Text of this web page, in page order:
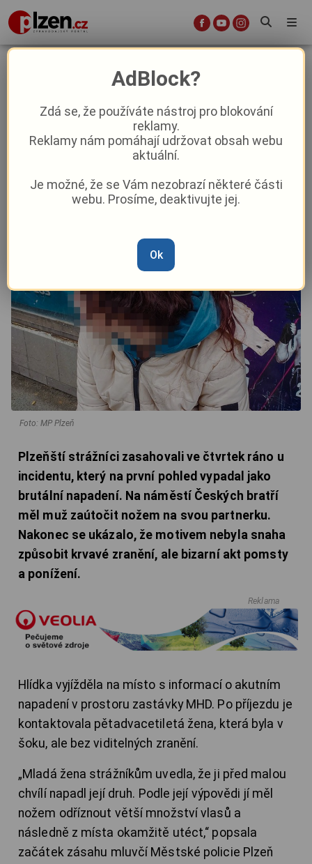
Na mladou ženu zaútočil partner s
nožem! To, co jí udělal, nikdo
nečekal
Aktuality Krimi
Marie Osvaldová –11. 5.|15:41
Foto: MP Plzeň
Plzeňští strážníci zasahovali ve čtvrtek ráno u
incidentu, který na první pohled vypadal jako
brutální napadení. Na náměstí Českých bratří
měl muž zaútočit nožem na svou partnerku.
Nakonec se ukázalo, že motivem nebyla snaha
způsobit krvavé zranění, ale bizarní akt pomsty
a ponížení.
Reklama
Hlídka vyjížděla na místo s informací o akutním
napadení v prostoru zastávky MHD. Po příjezdu je
kontaktovala pětadvacetiletá žena, která byla v
šoku, ale bez viditelných zranění.
„Mladá žena strážníkům uvedla, že ji před malou
chvílí napadl její druh. Podle její výpovědi jí měl
nožem odříznout větší množství vlasů a
následně z místa okamžitě utéct,“ popsala
začátek zásahu mluvčí Městské policie Plzeň
AdBlock?
Zdá se, že používáte nástroj pro blokování
reklamy.
Reklamy nám pomáhají udržovat obsah webu
aktuální.
Je možné, že se Vám nezobrazí některé části
webu. Prosíme, deaktivujte jej.
Ok